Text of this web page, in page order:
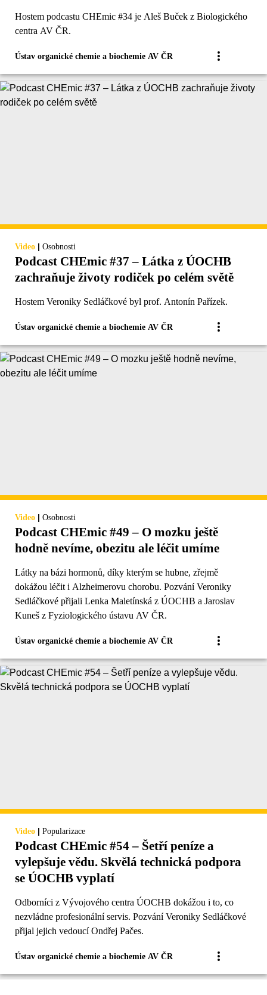
Hostem podcastu CHEmic #34 je Aleš Buček z Biologického
centra AV ČR.
Ústav organické chemie a biochemie AV ČR
Video | Osobnosti
Podcast CHEmic #37 – Látka z ÚOCHB
zachraňuje životy rodiček po celém světě
Hostem Veroniky Sedláčkové byl prof. Antonín Pařízek.
Ústav organické chemie a biochemie AV ČR
Video | Osobnosti
Podcast CHEmic #49 – O mozku ještě
hodně nevíme, obezitu ale léčit umíme
Látky na bázi hormonů, díky kterým se hubne, zřejmě
dokážou léčit i Alzheimerovu chorobu. Pozvání Veroniky
Sedláčkové přijali Lenka Maletínská z ÚOCHB a Jaroslav
Kuneš z Fyziologického ústavu AV ČR.
Ústav organické chemie a biochemie AV ČR
Video | Popularizace
Podcast CHEmic #54 – Šetří peníze a
vylepšuje vědu. Skvělá technická podpora
se ÚOCHB vyplatí
Odborníci z Vývojového centra ÚOCHB dokážou i to, co
nezvládne profesionální servis. Pozvání Veroniky Sedláčkové
přijal jejich vedoucí Ondřej Pačes.
Ústav organické chemie a biochemie AV ČR